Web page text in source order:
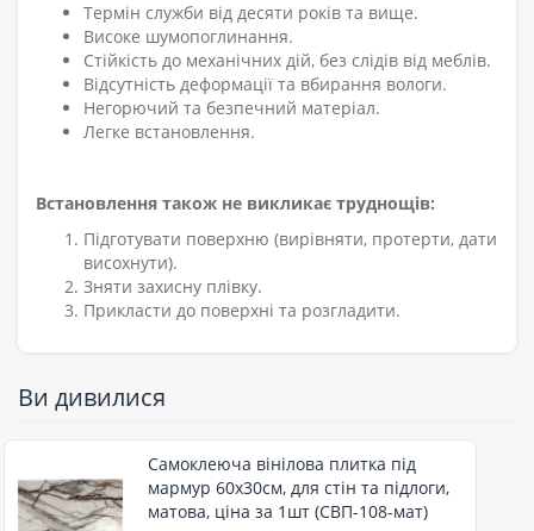
Термін служби від десяти років та вище.
Високе шумопоглинання.
Стійкість до механічних дій, без слідів від меблів.
Відсутність деформації та вбирання вологи.
Негорючий та безпечний матеріал.
Легке встановлення.
Встановлення також не викликає труднощів:
Підготувати поверхню (вирівняти, протерти, дати
висохнути).
Зняти захисну плівку.
Прикласти до поверхні та розгладити.
Ви дивилися
Самоклеюча вінілова плитка під
мармур 60х30см, для стін та підлоги,
матова, ціна за 1шт (СВП-108-мат)